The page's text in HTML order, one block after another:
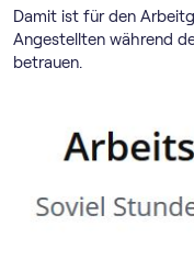
Damit ist für den
Angestellten während
betrauen.